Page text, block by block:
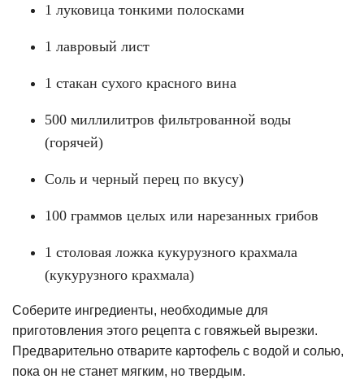
1 луковица тонкими полосками
1 лавровый лист
1 стакан сухого красного вина
500 миллилитров фильтрованной воды
(горячей)
Соль и черный перец по вкусу)
100 граммов целых или нарезанных грибов
1 столовая ложка кукурузного крахмала
(кукурузного крахмала)
Соберите ингредиенты, необходимые для
приготовления этого рецепта с говяжьей вырезки.
Предварительно отварите картофель с водой и солью,
пока он не станет мягким, но твердым.